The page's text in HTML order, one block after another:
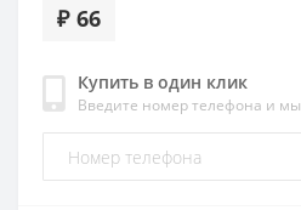
₽ 66
Купить в один клик
Введите номер телефона и